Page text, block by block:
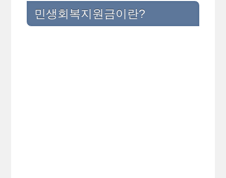
민생회복지원금이란?